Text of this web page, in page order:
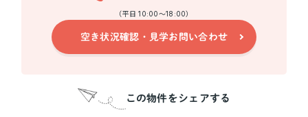
（平日 10:00～18:00）
空き状況確認・見学お問い合わせ
この物件をシェアする